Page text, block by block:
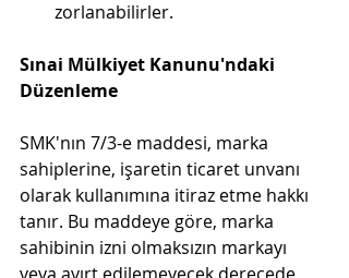
zorlanabilirler.
Sınai Mülkiyet Kanunu'ndaki
Düzenleme
SMK'nın 7/3-e maddesi, marka
sahiplerine, işaretin ticaret unvanı
olarak kullanımına itiraz etme hakkı
tanır. Bu maddeye göre, marka
sahibinin izni olmaksızın markayı